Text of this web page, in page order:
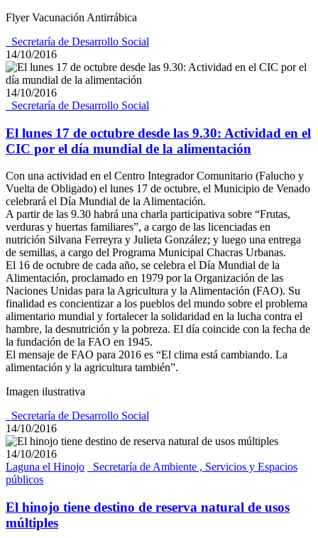
Flyer Vacunación Antirrábica
_Secretaría de Desarrollo Social
14/10/2016
14/10/2016
_Secretaría de Desarrollo Social
El lunes 17 de octubre desde las 9.30: Actividad en el
CIC por el día mundial de la alimentación
Con una actividad en el Centro Integrador Comunitario (Falucho y
Vuelta de Obligado) el lunes 17 de octubre, el Municipio de Venado
celebrará el Día Mundial de la Alimentación.
A partir de las 9.30 habrá una charla participativa sobre “Frutas,
verduras y huertas familiares”, a cargo de las licenciadas en
nutrición Silvana Ferreyra y Julieta González; y luego una entrega
de semillas, a cargo del Programa Municipal Chacras Urbanas.
El 16 de octubre de cada año, se celebra el Día Mundial de la
Alimentación, proclamado en 1979 por la Organización de las
Naciones Unidas para la Agricultura y la Alimentación (FAO). Su
finalidad es concientizar a los pueblos del mundo sobre el problema
alimentario mundial y fortalecer la solidaridad en la lucha contra el
hambre, la desnutrición y la pobreza. El día coincide con la fecha de
la fundación de la FAO en 1945.
El mensaje de FAO para 2016 es “El clima está cambiando. La
alimentación y la agricultura también”.
Imagen ilustrativa
_Secretaría de Desarrollo Social
14/10/2016
14/10/2016
Laguna el Hinojo
_Secretaría de Ambiente , Servicios y Espacios
públicos
El hinojo tiene destino de reserva natural de usos
múltiples